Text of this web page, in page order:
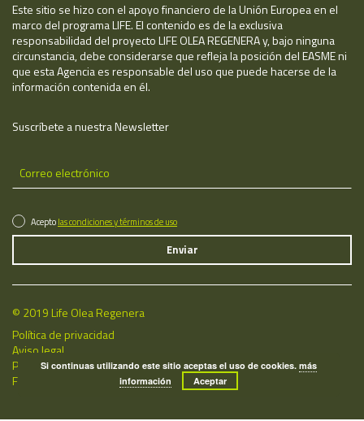
Este sitio se hizo con el apoyo financiero de la Unión Europea en el
marco del programa LIFE. El contenido es de la exclusiva
responsabilidad del proyecto LIFE OLEA REGENERA y, bajo ninguna
circunstancia, debe considerarse que refleja la posición del EASME ni
que esta Agencia es responsable del uso que puede hacerse de la
información contenida en él.
Suscríbete a nuestra Newsletter
Aceptolas condiciones y términos de uso
© 2019 Life Olea Regenera
Política de privacidad
Aviso legal
Política de cookies
Fecha de última actualización: 08/08/2026
Si continuas utilizando este sitio aceptas el uso de cookies.más
información
Aceptar